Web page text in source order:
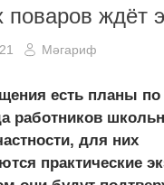
ждёт
Мәгариф
есть планы
работников
для них
практические